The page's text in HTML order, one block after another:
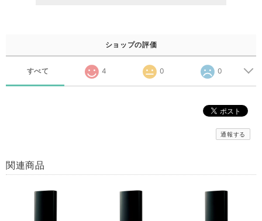
ショップの評価
すべて 4 0 0
通報する
関連商品